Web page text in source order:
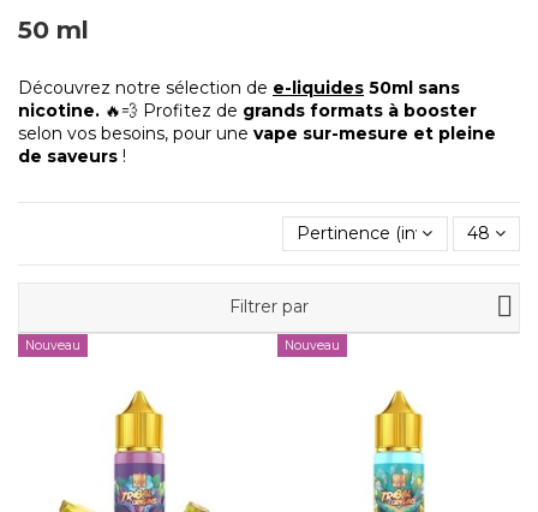
50 ml
Découvrez notre sélection de e-liquides 50ml sans
nicotine. 🔥💨 Profitez de grands formats à booster
selon vos besoins, pour une vape sur-mesure et pleine
de saveurs !
Pertinence (inverse) 48
Filtrer par
Nouveau Nouveau